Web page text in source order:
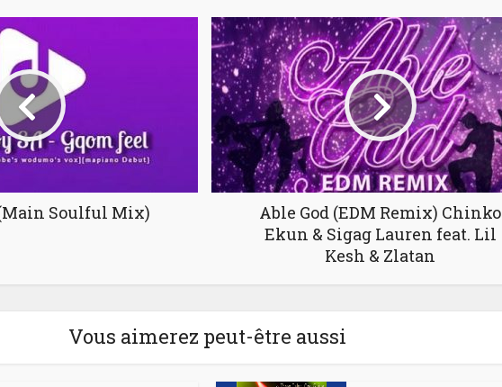
Soulful Mix)
Able God (EDM Remix) Chinko
Ekun & Sigag Lauren feat. Lil
Kesh & Zlatan
Vous aimerez peut-être aussi